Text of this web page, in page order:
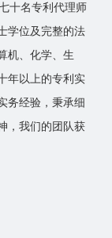
十名专利代理师
学位及完整的法
机、化学、生
年以上的专利实
务经验，秉承细
，我们的团队获